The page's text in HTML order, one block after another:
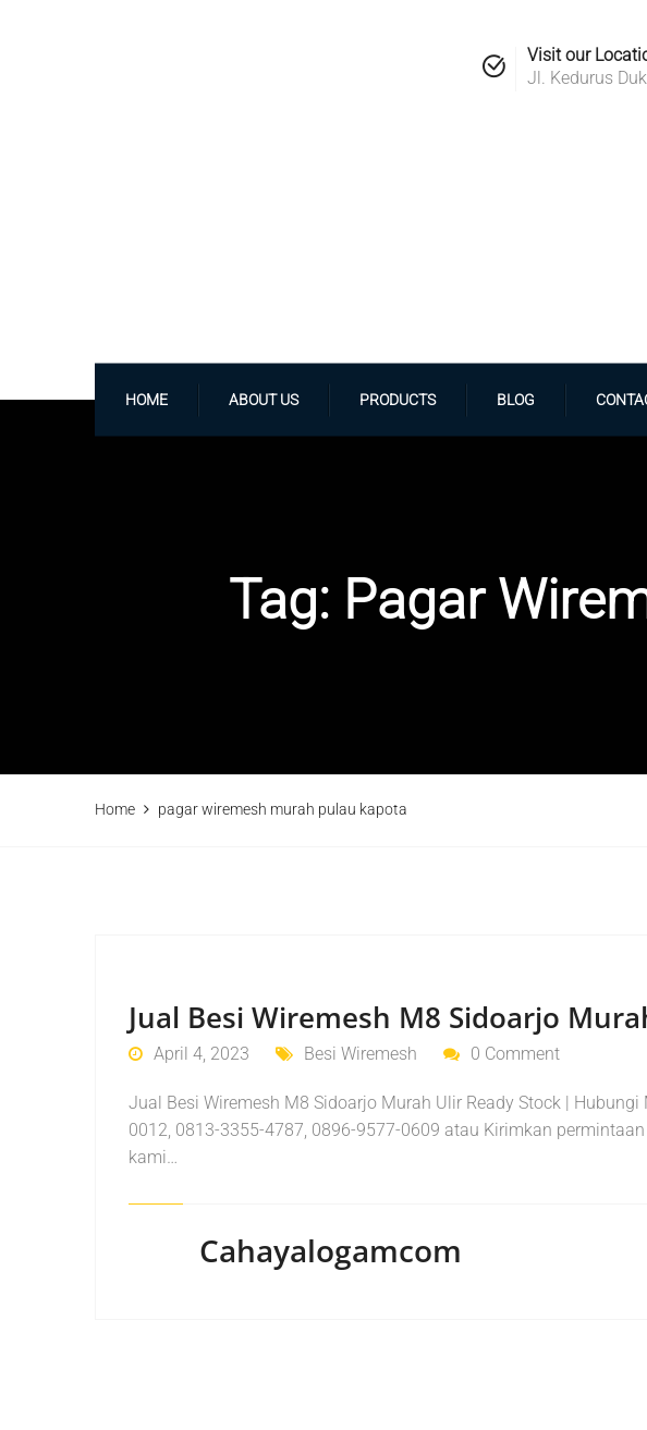
Visit our
Jl. Kedurus
HOME ABOUT US PRODUCTS BLOG
Tag: Pagar
Home pagar wiremesh murah pulau kapota
Jual Besi Wiremesh M8 Sidoarjo
April 4, 2023 Besi Wiremesh 0 Comment
Jual Besi Wiremesh M8 Sidoarjo Murah Ulir Ready Stock |
0012, 0813-3355-4787, 0896-9577-0609 atau Kirimkan
kami…
Cahayalogamcom